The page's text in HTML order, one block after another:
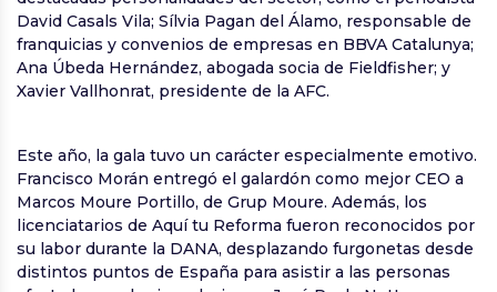
David Casals Vila; Sílvia Pagan del Álamo, responsable de
franquicias y convenios de empresas en BBVA Catalunya;
Ana Úbeda Hernández, abogada socia de Fieldfisher; y
Xavier Vallhonrat, presidente de la AFC.
Este año, la gala tuvo un carácter especialmente emotivo.
Francisco Morán entregó el galardón como mejor CEO a
Marcos Moure Portillo, de Grup Moure. Además, los
licenciatarios de Aquí tu Reforma fueron reconocidos por
su labor durante la DANA, desplazando furgonetas desde
distintos puntos de España para asistir a las personas